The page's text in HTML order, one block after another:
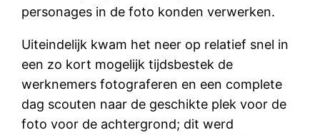
personages in de foto konden verwerken.
Uiteindelijk kwam het neer op relatief snel in
een zo kort mogelijk tijdsbestek de
werknemers fotograferen en een complete
dag scouten naar de geschikte plek voor de
foto voor de achtergrond; dit werd